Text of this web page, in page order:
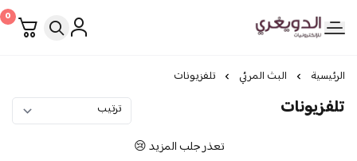
الدويغري • للإلكترونيات
0
الرئيسية البث المرئي تلفزيونات
تلفزيونات
تعذر جلب المزيد 😢